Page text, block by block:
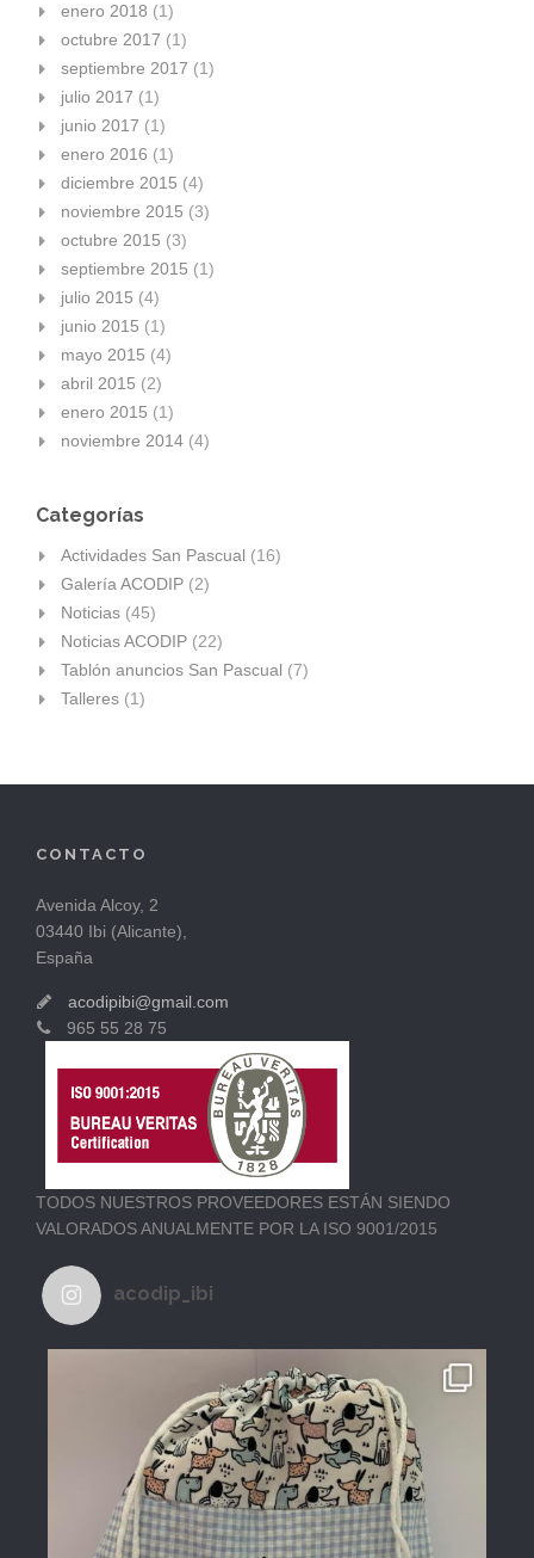
enero 2018 (1)
octubre 2017 (1)
septiembre 2017 (1)
julio 2017 (1)
junio 2017 (1)
enero 2016 (1)
diciembre 2015 (4)
noviembre 2015 (3)
octubre 2015 (3)
septiembre 2015 (1)
julio 2015 (4)
junio 2015 (1)
mayo 2015 (4)
abril 2015 (2)
enero 2015 (1)
noviembre 2014 (4)
Categorías
Actividades San Pascual (16)
Galería ACODIP (2)
Noticias (45)
Noticias ACODIP (22)
Tablón anuncios San Pascual (7)
Talleres (1)
CONTACTO
Avenida Alcoy, 2
03440 Ibi (Alicante),
España
acodipibi@gmail.com
965 55 28 75
TODOS NUESTROS PROVEEDORES ESTÁN SIENDO
VALORADOS ANUALMENTE POR LA ISO 9001/2015
acodip_ibi